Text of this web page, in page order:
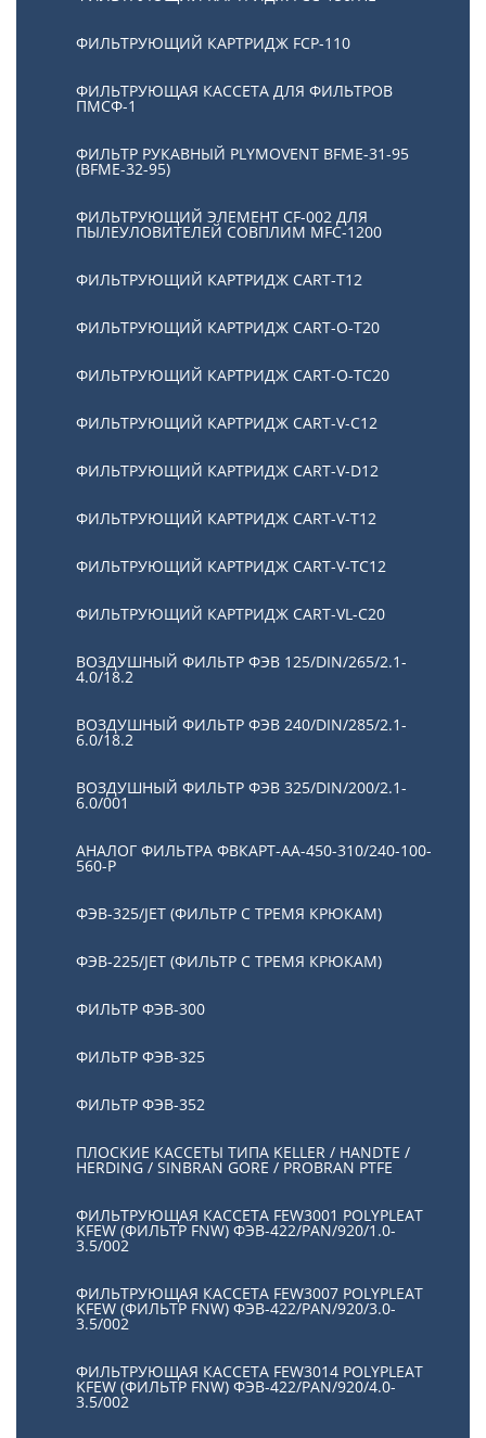
ФИЛЬТРУЮЩИЙ КАРТРИДЖ FCP-110
ФИЛЬТРУЮЩАЯ КАССЕТА ДЛЯ ФИЛЬТРОВ
ПМСФ-1
ФИЛЬТР РУКАВНЫЙ PLYMOVENT BFME-31-95
(BFME-32-95)
ФИЛЬТРУЮЩИЙ ЭЛЕМЕНТ CF-002 ДЛЯ
ПЫЛЕУЛОВИТЕЛЕЙ СОВПЛИМ MFC-1200
ФИЛЬТРУЮЩИЙ КАРТРИДЖ CART-T12
ФИЛЬТРУЮЩИЙ КАРТРИДЖ CART-O-T20
ФИЛЬТРУЮЩИЙ КАРТРИДЖ CART-O-TC20
ФИЛЬТРУЮЩИЙ КАРТРИДЖ CART-V-C12
ФИЛЬТРУЮЩИЙ КАРТРИДЖ CART-V-D12
ФИЛЬТРУЮЩИЙ КАРТРИДЖ CART-V-T12
ФИЛЬТРУЮЩИЙ КАРТРИДЖ CART-V-TC12
ФИЛЬТРУЮЩИЙ КАРТРИДЖ CART-VL-C20
ВОЗДУШНЫЙ ФИЛЬТР ФЭВ 125/DIN/265/2.1-
4.0/18.2
ВОЗДУШНЫЙ ФИЛЬТР ФЭВ 240/DIN/285/2.1-
6.0/18.2
ВОЗДУШНЫЙ ФИЛЬТР ФЭВ 325/DIN/200/2.1-
6.0/001
АНАЛОГ ФИЛЬТРА ФВКАРТ-АА-450-310/240-100-
560-P
ФЭВ-325/JET (ФИЛЬТР С ТРЕМЯ КРЮКАМ)
ФЭВ-225/JET (ФИЛЬТР С ТРЕМЯ КРЮКАМ)
ФИЛЬТР ФЭВ-300
ФИЛЬТР ФЭВ-325
ФИЛЬТР ФЭВ-352
ПЛОСКИЕ КАССЕТЫ ТИПА KELLER / HANDTE /
HERDING / SINBRAN GORE / PROBRAN PTFE
ФИЛЬТРУЮЩАЯ КАССЕТА FEW3001 POLYPLEAT
KFEW (ФИЛЬТР FNW) ФЭВ-422/PAN/920/1.0-
3.5/002
ФИЛЬТРУЮЩАЯ КАССЕТА FEW3007 POLYPLEAT
KFEW (ФИЛЬТР FNW) ФЭВ-422/PAN/920/3.0-
3.5/002
ФИЛЬТРУЮЩАЯ КАССЕТА FEW3014 POLYPLEAT
KFEW (ФИЛЬТР FNW) ФЭВ-422/PAN/920/4.0-
3.5/002